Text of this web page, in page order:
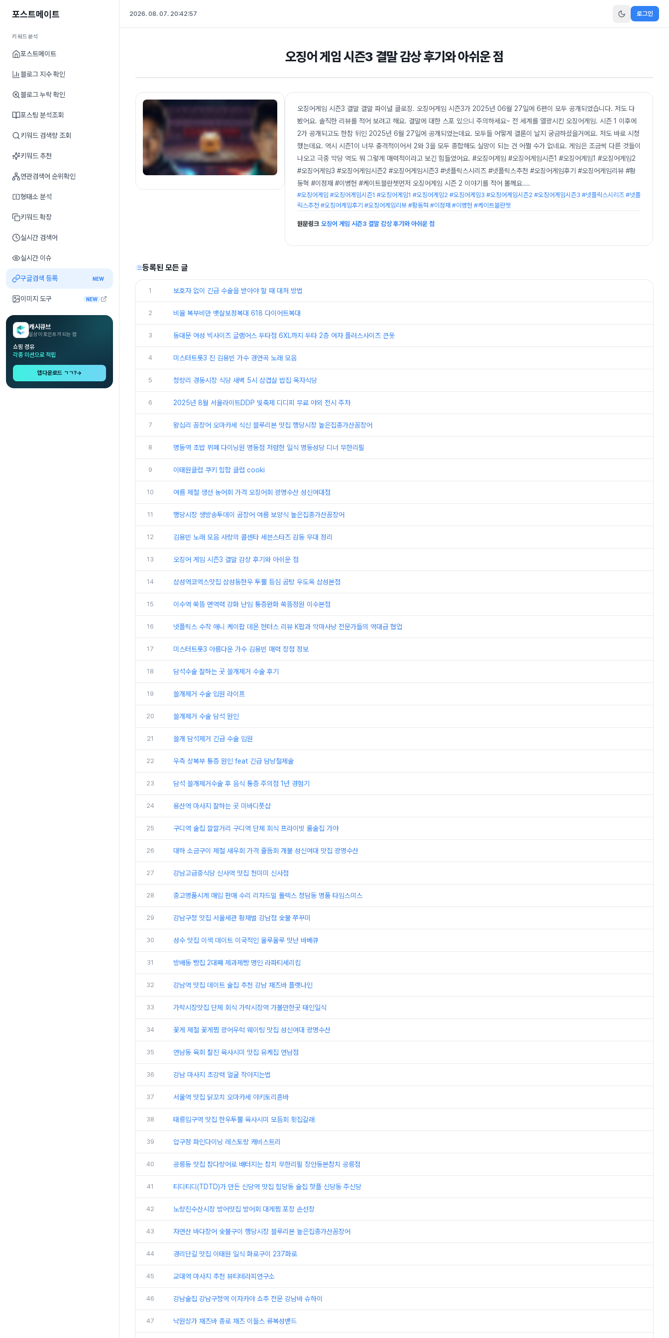
포스트메이트
키워드분석
포스트메이트
블로그 지수 확인
블로그 누락 확인
포스팅 분석조회
키워드 검색량 조회
키워드 추천
연관검색어 순위확인
형태소 분석
키워드 확장
실시간 검색어
실시간 이슈
구글검색 등록 NEW
이미지 도구 NEW
캐시큐브
일상이 포인트가 되는 앱
쇼핑 경유
각종 미션으로 적립
앱다운로드 ㄱㄱ?→
2026. 08. 07. 20:42:58 로그인
오징어 게임 시즌3 결말 감상 후기와 아쉬운 점
오징어게임 시즌3 결말 결말 파이널 클로징. 오징어게임 시즌3가 2025년 06월 27일에 6편이 모두 공개되었습니다. 저도 다
봤어요. 솔직한 리뷰를 적어 보려고 해요. 결말에 대한 스포 있으니 주의하세요~ 전 세계를 열광시킨 오징어게임. 시즌 1 이후에
2가 공개되고도 한참 뒤인 2025년 6월 27일에 공개되었는데요. 모두들 어떻게 결론이 날지 궁금하셨을거에요. 저도 바로 시청
했는데요. 역시 시즌1이 너무 충격적이어서 2와 3을 모두 종합해도 실망이 되는 건 어쩔 수가 없네요. 게임은 조금씩 다른 것들이
나오고 극중 악당 역도 뭐 그렇게 매력적이라고 보긴 힘들었어요. #오징어게임 #오징어게임시즌1 #오징어게임1 #오징어게임2
#오징어게임3 #오징어게임시즌2 #오징어게임시즌3 #넷플릭스시리즈 #넷플릭스추천 #오징어게임후기 #오징어게임리뷰 #황
동혁 #이정재 #이병헌 #케이트블란쳇먼저 오징어게임 시즌 2 이야기를 적어 볼께요....
#오징어게임 #오징어게임시즌1 #오징어게임1 #오징어게임2 #오징어게임3 #오징어게임시즌2 #오징어게임시즌3 #넷플릭스시리즈 #넷플
릭스추천 #오징어게임후기 #오징어게임리뷰 #황동혁 #이정재 #이병헌 #케이트블란쳇
원문링크 오징어 게임 시즌3 결말 감상 후기와 아쉬운 점
등록된 모든 글
1 보호자 없이 긴급 수술을 받아야 할 때 대처 방법
2 비율 복부비만 뱃살보정복대 618 다이어트복대
3 동대문 여성 빅사이즈 글램어스 두타점 6XL까지 두타 2층 여자 플러스사이즈 큰옷
4 미스터트롯3 진 김용빈 가수 경연곡 노래 모음
5 청량리 경동시장 식당 새벽 5시 삼겹살 밥집 옥자식당
6 2025년 8월 서울라이트DDP 빛축제 디디피 무료 야외 전시 주차
7 왕십리 꼼장어 오마카세 식신 블루리본 맛집 행당시장 높은집종가산꼼장어
8 명동역 초밥 뷔페 다이닝원 명동점 저렴한 일식 명동성당 디너 무한리필
9 이태원클럽 쿠키 힙합 클럽 cooki
10 여름 제철 생선 농어회 가격 오징어회 광명수산 성신여대점
11 행당시장 생방송투데이 곰장어 여름 보양식 높은집종가산꼼장어
12 김용빈 노래 모음 사랑의 콜센타 세븐스타즈 감동 무대 정리
13 오징어 게임 시즌3 결말 감상 후기와 아쉬운 점
14 삼성역코엑스맛집 삼성동한우 투뿔 등심 곰탕 우도옥 삼성본점
15 이수역 쑥뜸 면역력 강화 난임 통증완화 쑥뜸정원 이수본점
16 넷플릭스 수작 애니 케이팝 데몬 헌터스 리뷰 K팝과 악마사냥 전문가들의 역대급 협업
17 미스터트롯3 아름다운 가수 김용빈 매력 장점 정보
18 담석수술 잘하는 곳 쓸개제거 수술 후기
19 쓸개제거 수술 입원 라이프
20 쓸개제거 수술 담석 원인
21 쓸개 담석제거 긴급 수술 입원
22 우측 상복부 통증 원인 feat 긴급 담낭절제술
23 담석 쓸개제거수술 후 음식 통증 주의점 1년 경험기
24 용산역 마사지 잘하는 곳 미바디풋샵
25 구디역 술집 깔깔거리 구디역 단체 회식 프라이빗 룸술집 가야
26 대하 소금구이 제철 새우회 가격 줄돔회 개불 성신여대 맛집 광명수산
27 강남고급중식당 신사역 맛집 천미미 신사점
28 중고명품시계 매입 판매 수리 리차드밀 롤렉스 청담동 명품 타임스미스
29 강남구청 맛집 서울세관 황재벌 강남점 숯불 쭈꾸미
30 성수 맛집 이색 데이트 이국적인 울루울루 맛난 바베큐
31 방배동 빵집 2대째 제과제빵 명인 라파티세리킴
32 강남역 맛집 데이트 술집 추천 강남 재즈바 플랫나인
33 가락시장맛집 단체 회식 가락시장역 가볼만한곳 태인일식
34 꽃게 제철 꽃게찜 광어우럭 웨이팅 맛집 성신여대 광명수산
35 연남동 육회 찰진 육사시미 맛집 유케집 연남점
36 강남 마사지 초강력 얼굴 작아지는법
37 서울역 맛집 닭꼬치 오마카세 야키토리혼바
38 태릉입구역 맛집 한우투뿔 육사시미 모듬회 횟집갈래
39 압구정 파인다이닝 레스토랑 캐비스트리
40 공릉동 맛집 참다랑어로 배터지는 참치 무한리필 장안동본참치 공릉점
41 티디티디(TDTD)가 만든 신당역 맛집 힙당동 술집 핫플 신당동 주신당
42 노량진수산시장 방어맛집 방어회 대게찜 포장 손선장
43 자연산 바다장어 숯불구이 행당시장 블루리본 높은집종가산꼼장어
44 경리단길 맛집 이태원 일식 화로구이 237화로
45 교대역 마사지 추천 뷰티테라피연구소
46 강남술집 강남구청역 이자카야 쇼추 전문 강남바 슈하이
47 낙원상가 재즈바 종로 재즈 이들스 류복성밴드